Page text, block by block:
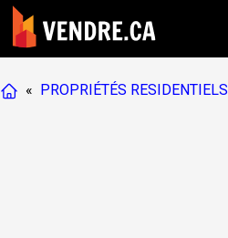
« PROPRIÉTÉS RESIDENTIELS